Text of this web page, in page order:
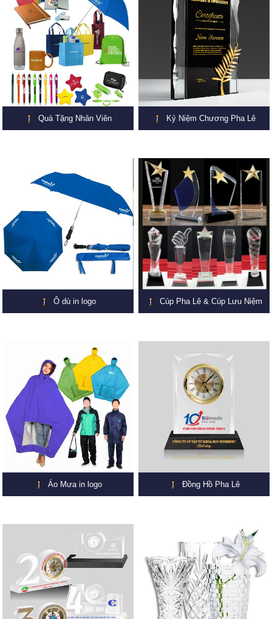
Quà Tặng Nhân Viên Kỷ Niệm Chương Pha Lê
Ô dù in logo Cúp Pha Lê & Cúp Lưu Niệm
Áo Mưa in logo Đồng Hồ Pha Lê